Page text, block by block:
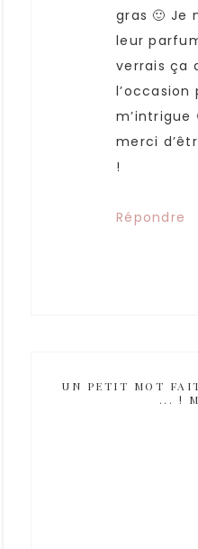
gras 🙂 Je
leur
verrais ça
l’occasion
m’intrigue
merci
!
Répondre
UN PETIT MOT
... !